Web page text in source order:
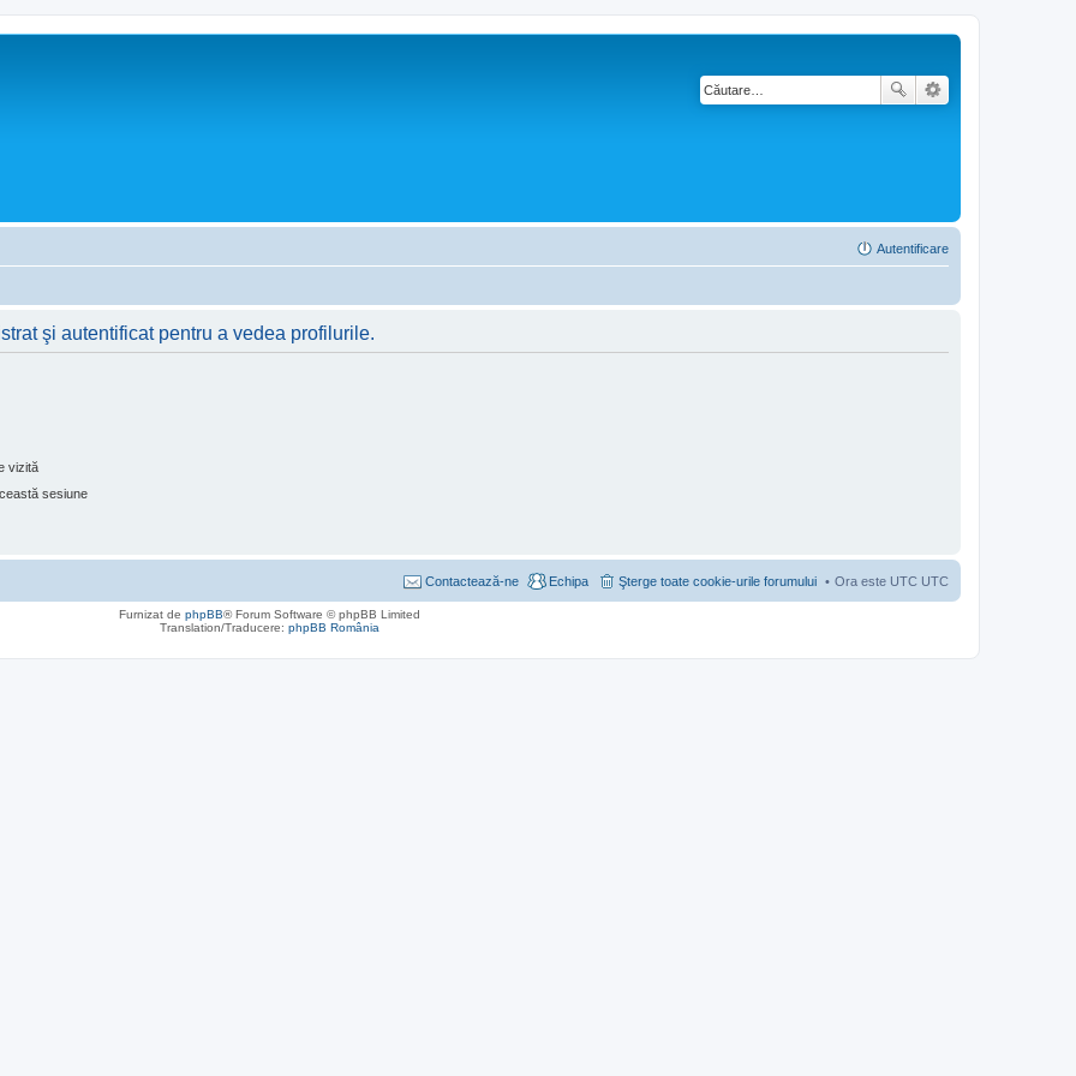
Autentificare
şi autentificat pentru a vedea profilurile.
vizită
sesiune
Ora este UTC UTC
Şterge toate cookie-urile forumului
Echipa
Contactează-ne
Furnizat de phpBB® Forum Software © phpBB Limited
Translation/Traducere: phpBB România